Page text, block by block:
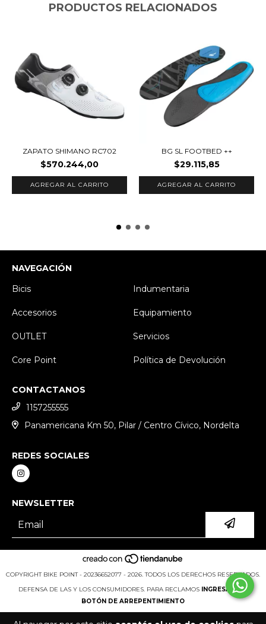
PRODUCTOS RELACIONADOS
ZAPATO SHIMANO RC702
$570.244,00
AGREGAR AL CARRITO
BG SL FOOTBED ++
$29.115,85
AGREGAR AL CARRITO
NAVEGACIÓN
Bicis
Indumentaria
Accesorios Equipamiento
OUTLET Servicios
Core Point Política de Devolución
CONTACTANOS
1157255555
Panamericana Km 50, Pilar / Centro Cívico, Nordelta
REDES SOCIALES
NEWSLETTER
COPYRIGHT BIKE POINT - 20236652077 - 2026. TODOS LOS DERECHOS RESERVADOS.
DEFENSA DE LAS Y LOS CONSUMIDORES. PARA RECLAMOS INGRESÁ ACÁ.
BOTÓN DE ARREPENTIMIENTO